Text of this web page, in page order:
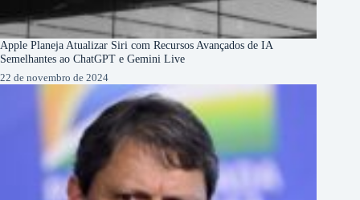
Apple Planeja Atualizar Siri com Recursos Avançados de IA
Semelhantes ao ChatGPT e Gemini Live
22 de novembro de 2024